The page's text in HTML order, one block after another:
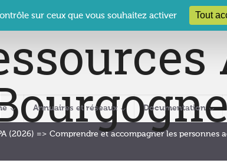
des Présidents – 19-21 rue Coty – 21 000 DIJON
Annuaires et réseaux Documentation
(2026) => Comprendre et accompagner les personnes
sur ceux que vous souhaitez activer Tout